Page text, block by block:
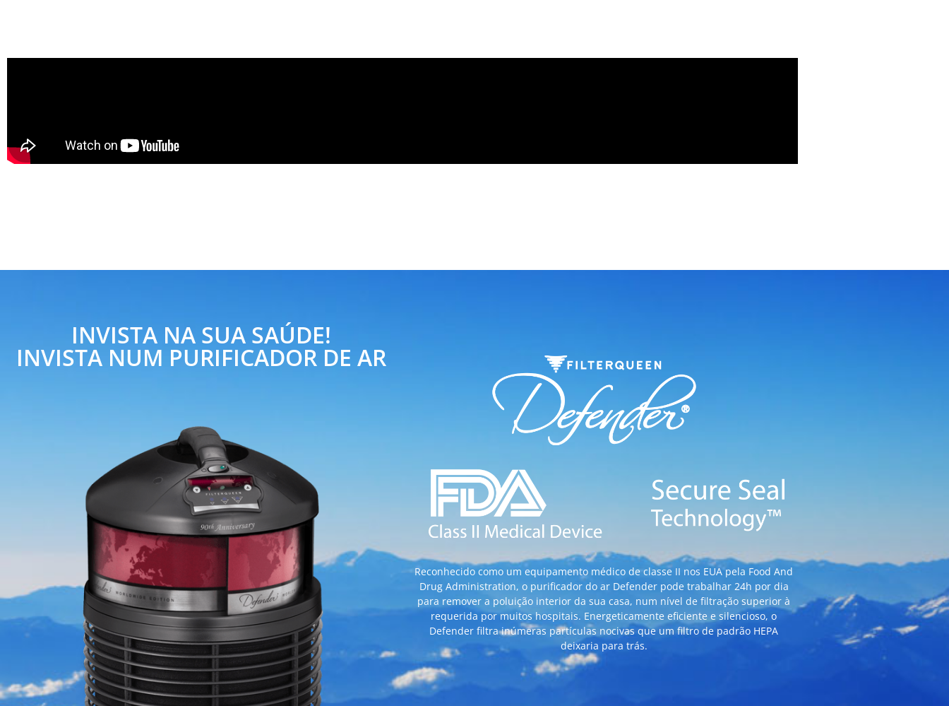
INVISTA NA SUA SAÚDE!
INVISTA NUM PURIFICADOR DE AR
Reconhecido como um equipamento médico de classe II nos EUA pela Food And
Drug Administration, o purificador do ar Defender pode trabalhar 24h por dia
para remover a poluição interior da sua casa, num nível de filtração superior à
requerida por muitos hospitais. Energeticamente eficiente e silencioso, o
Defender filtra inúmeras partículas nocivas que um filtro de padrão HEPA
deixaria para trás.